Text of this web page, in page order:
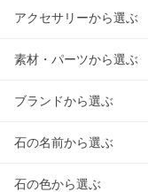
アクセサリーから選ぶ
素材・パーツから選ぶ
ブランドから選ぶ
石の名前から選ぶ
石の色から選ぶ